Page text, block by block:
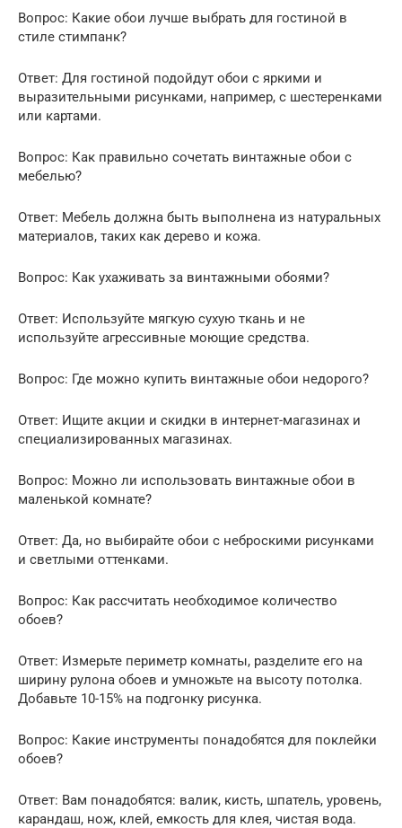
Вопрос: Какие обои лучше выбрать для гостиной в
стиле стимпанк?
Ответ: Для гостиной подойдут обои с яркими и
выразительными рисунками, например, с шестеренками
или картами.
Вопрос: Как правильно сочетать винтажные обои с
мебелью?
Ответ: Мебель должна быть выполнена из натуральных
материалов, таких как дерево и кожа.
Вопрос: Как ухаживать за винтажными обоями?
Ответ: Используйте мягкую сухую ткань и не
используйте агрессивные моющие средства.
Вопрос: Где можно купить винтажные обои недорого?
Ответ: Ищите акции и скидки в интернет-магазинах и
специализированных магазинах.
Вопрос: Можно ли использовать винтажные обои в
маленькой комнате?
Ответ: Да, но выбирайте обои с неброскими рисунками
и светлыми оттенками.
Вопрос: Как рассчитать необходимое количество
обоев?
Ответ: Измерьте периметр комнаты, разделите его на
ширину рулона обоев и умножьте на высоту потолка.
Добавьте 10-15% на подгонку рисунка.
Вопрос: Какие инструменты понадобятся для поклейки
обоев?
Ответ: Вам понадобятся: валик, кисть, шпатель, уровень,
карандаш, нож, клей, емкость для клея, чистая вода.